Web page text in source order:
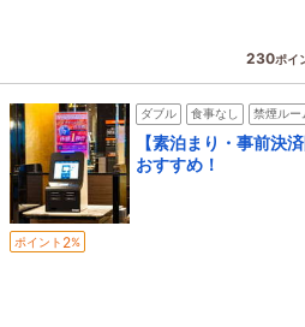
230ポイ
ダブル 食事なし 禁煙ルー
【素泊まり・事前決
おすすめ！
ポイント 2%